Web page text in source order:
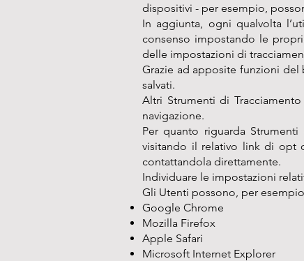
dispositivi - per esempio,
In aggiunta, ogni qualvolta
consenso impostando le
delle impostazioni di
Grazie ad apposite funzioni
salvati.
Altri Strumenti di
navigazione.
Per quanto riguarda
visitando il relativo link di opt
contattandola direttamente.
Individuare le impostazioni
Gli Utenti possono, per
Google Chrome
Mozilla Firefox
Apple Safari
Microsoft Internet Explorer